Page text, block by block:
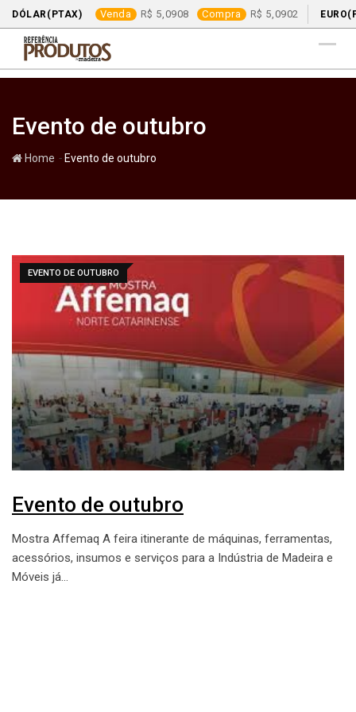
DÓLAR(PTAX) Venda 5,0908 Compra 5,0902
content
Evento de outubro
Home - Evento de outubro
EVENTO DE OUTUBRO
Evento de outubro
Mostra Affemaq A feira itinerante de máquinas, ferramentas,
acessórios, insumos e serviços para a Indústria de Madeira e
Móveis já…